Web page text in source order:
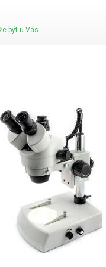
dělají z mikroskopu
jemné elektroniky,
spojů v automotive a
také skvělou výukovou
pevném kovovém stojanu s
stabilní zostřování
Integrovaný operační
a následné měření
ukládání snímků ve
prohlížení, porovnávání,
je možné uložit také
systém je ovládán pomoci
ze dvou USB
flash paměti či paměťové
na jednoduchost ovládání,
pouze tři ovládací prvky,
být u Vás